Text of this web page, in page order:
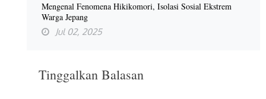
Mengenal Fenomena Hikikomori, Isolasi Sosial Ekstrem
Warga Jepang
Jul 02, 2025
Tinggalkan Balasan